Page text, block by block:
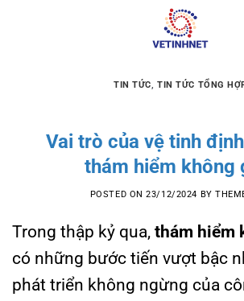
TIN TỨC,TIN TỨC TỔNG
Vai trò của vệ tinh
thám hiểm không
POSTED ON23/12/2024 BY
Trong thập kỷ qua, thám hiểm
có những bước tiến vượt bậc
phát triển không ngừng của